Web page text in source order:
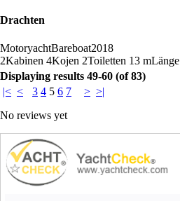
Drachten
MotoryachtBareboat2018
2Kabinen 4Kojen 2Toiletten 13 mLänge
Displaying results 49-60 (of 83)
|< < 3 4 5 6 7 > >|
No reviews yet